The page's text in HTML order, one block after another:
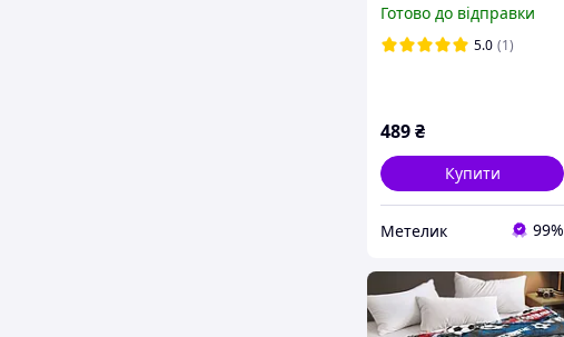
Готово до відправки
5.0 (1)
489₴
Купити
Метелик 99%